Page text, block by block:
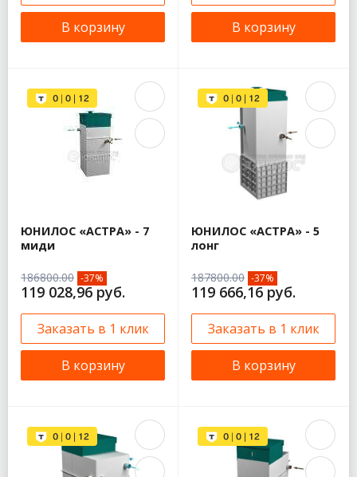
В корзину В корзину
ЮНИЛОС «АСТРА» - 7
миди
186800.00 -37%
119 028,96 руб.
Заказать в 1 клик
В корзину
ЮНИЛОС «АСТРА» - 5
лонг
187800.00 -37%
119 666,16 руб.
Заказать в 1 клик
В корзину